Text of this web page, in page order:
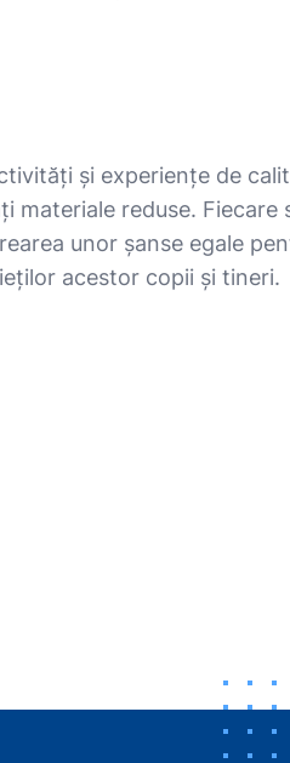
și experiențe de
reduse. Fiecare
unor șanse egale
acestor copii și tineri.